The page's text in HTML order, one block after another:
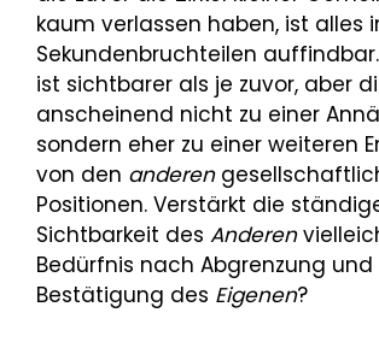
kaum verlassen haben, ist alles
Sekundenbruchteilen
ist sichtbarer als je zuvor, aber
anscheinend nicht zu einer
sondern eher zu einer weiteren
von den anderen
Positionen. Verstärkt die
Sichtbarkeit des Anderen
Bedürfnis nach Abgrenzung und
Bestätigung des Eigenen?